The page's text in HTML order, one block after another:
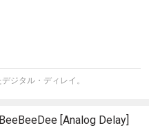
ジタル・ディレイ。
BeeBeeDee [Analog Delay]